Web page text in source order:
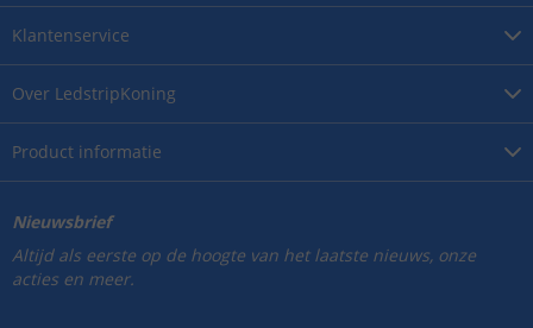
Over LedstripKoning
Product informatie
Klantenservice
Nieuwsbrief
Altijd als eerste op de hoogte van het laatste nieuws, onze
acties en meer.